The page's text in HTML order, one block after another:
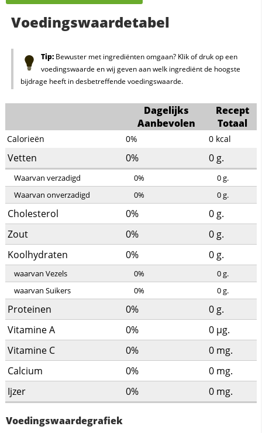
Voedingswaardetabel
Tip:Bewuster met ingrediënten omgaan? Klik of druk op een
voedingswaarde en wij geven aan welk ingrediënt de hoogste
bijdrage heeft in desbetreffende voedingswaarde.
Dagelijks
Aanbevolen
Recept
Totaal
Calorieën 0% 0 kcal
Vetten 0% 0 g.
Waarvan verzadigd 0% 0g.
Waarvan onverzadigd
0% 0g.
Cholesterol 0% 0 g.
Zout
0% 0 g.
Koolhydraten
0% 0 g.
waarvan Vezels 0% 0g.
waarvan Suikers
0% 0g.
Proteinen 0% 0 g.
Vitamine A
0% 0 µg.
Vitamine C
0% 0 mg.
Calcium
0% 0 mg.
Ijzer
0% 0 mg.
Voedingswaardegrafiek